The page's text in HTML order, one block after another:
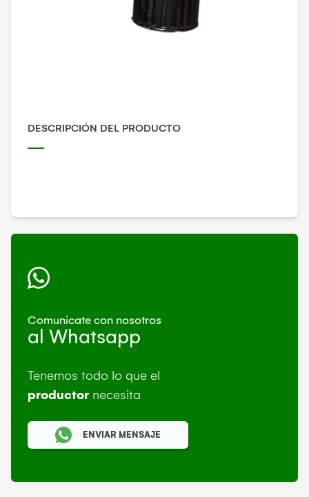
DESCRIPCIÓN DEL PRODUCTO
Comunicate con nosotros
al Whatsapp
Tenemos todo lo que el
productor necesita
ENVIAR MENSAJE